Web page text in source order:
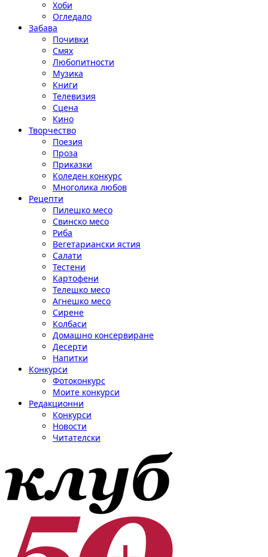
Хоби
Огледало
Забава
Почивки
Смях
Любопитности
Музика
Книги
Телевизия
Сцена
Кино
Творчество
Поезия
Проза
Приказки
Коледен конкурс
Многолика любов
Рецепти
Пилешко месо
Свинско месо
Риба
Вегетариански ястия
Салати
Тестени
Картофени
Телешко месо
Агнешко месо
Сирене
Колбаси
Домашно консервиране
Десерти
Напитки
Конкурси
Фотоконкурс
Моите конкурси
Редакционни
Конкурси
Новости
Читателски